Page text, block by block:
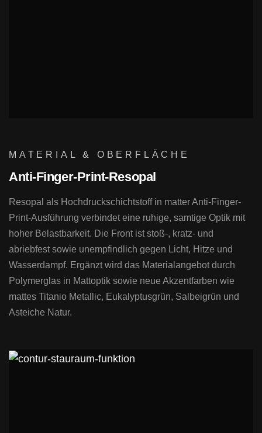
MATERIAL & OBERFLÄCHE
Anti-Finger-Print-Resopal
Resopal als Hochdruckschichtstoff in matter Anti-Finger-
Print-Ausführung verbindet eine ruhige, samtige Optik mit
hoher Belastbarkeit. Die Front ist stoß-, kratz- und
abriebfest sowie unempfindlich gegen Licht, Hitze und
Wasserdampf. Ergänzt wird das Materialangebot durch
Polymerglas in Mattoptik sowie neue Akzentfarben wie
mattes Titanio Metallic, Eukalyptusgrün, Salbeigrün und
Asteiche Natur.